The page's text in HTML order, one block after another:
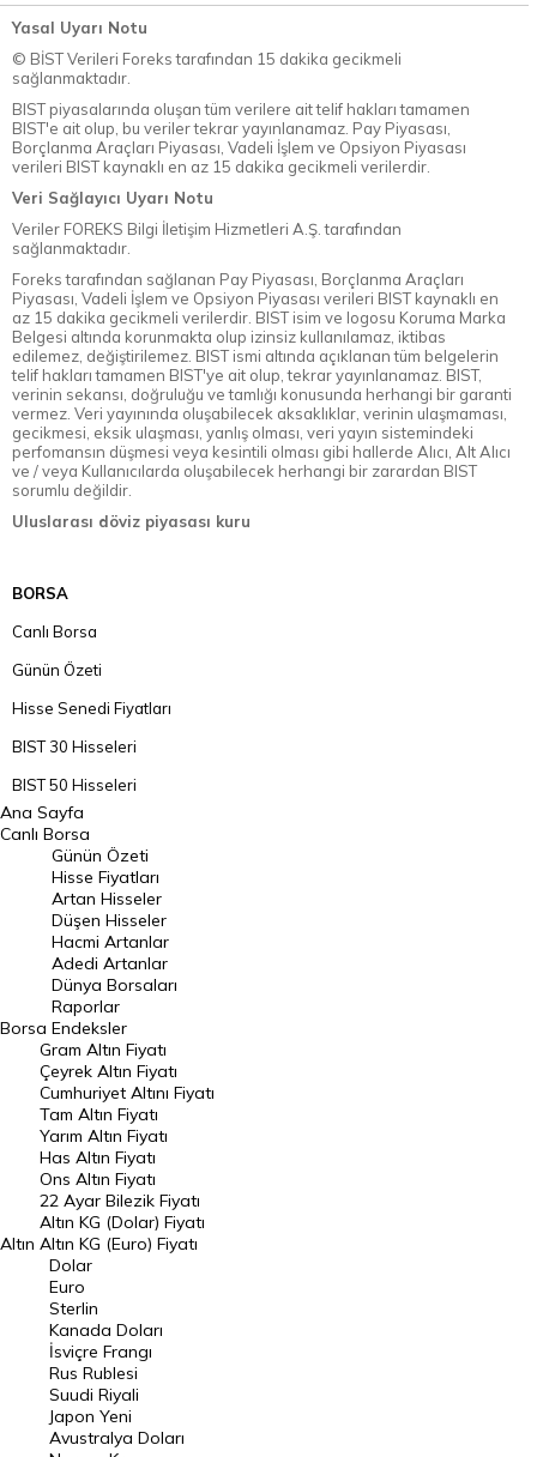
Yasal Uyarı Notu
© BİST Verileri Foreks tarafından 15 dakika gecikmeli
sağlanmaktadır.
BIST piyasalarında oluşan tüm verilere ait telif hakları tamamen
BIST'e ait olup, bu veriler tekrar yayınlanamaz. Pay Piyasası,
Borçlanma Araçları Piyasası, Vadeli İşlem ve Opsiyon Piyasası
verileri BIST kaynaklı en az 15 dakika gecikmeli verilerdir.
Veri Sağlayıcı Uyarı Notu
Veriler FOREKS Bilgi İletişim Hizmetleri A.Ş. tarafından
sağlanmaktadır.
Foreks tarafından sağlanan Pay Piyasası, Borçlanma Araçları
Piyasası, Vadeli İşlem ve Opsiyon Piyasası verileri BIST kaynaklı en
az 15 dakika gecikmeli verilerdir. BIST isim ve logosu Koruma Marka
Belgesi altında korunmakta olup izinsiz kullanılamaz, iktibas
edilemez, değiştirilemez. BIST ismi altında açıklanan tüm belgelerin
telif hakları tamamen BIST'ye ait olup, tekrar yayınlanamaz. BIST,
verinin sekansı, doğruluğu ve tamlığı konusunda herhangi bir garanti
vermez. Veri yayınında oluşabilecek aksaklıklar, verinin ulaşmaması,
gecikmesi, eksik ulaşması, yanlış olması, veri yayın sistemindeki
perfomansın düşmesi veya kesintili olması gibi hallerde Alıcı, Alt Alıcı
ve / veya Kullanıcılarda oluşabilecek herhangi bir zarardan BIST
sorumlu değildir.
Uluslarası döviz piyasası kuru
BORSA
Canlı Borsa
Günün Özeti
Hisse Senedi Fiyatları
BIST 30 Hisseleri
BIST 50 Hisseleri
BIST 100 Hisseleri
En Çok Artan Hisseler
En Çok Düşen Hisseler
Hacmi Artanlar
Geçmiş Kapanışlar
Dünya Borsaları
Raporlar
Endeksler
DÖVİZ
Döviz Kuru
Dolar Kuru
Euro Kuru
Pound Kuru
Frank Kuru
Riyal Kuru
Avustralya Doları
Danimarka Kronu Kuru
Ana Sayfa
Canlı Borsa
Borsa
Günün Özeti
Hisse Fiyatları
Artan Hisseler
Düşen Hisseler
Hacmi Artanlar
Adedi Artanlar
Dünya Borsaları
Raporlar
Endeksler
Altın
Gram Altın Fiyatı
Çeyrek Altın Fiyatı
Cumhuriyet Altını Fiyatı
Tam Altın Fiyatı
Yarım Altın Fiyatı
Has Altın Fiyatı
Ons Altın Fiyatı
22 Ayar Bilezik Fiyatı
Altın KG (Dolar) Fiyatı
Altın KG (Euro) Fiyatı
Dolar
Euro
Sterlin
Kanada Doları
İsviçre Frangı
Rus Rublesi
Suudi Riyali
Japon Yeni
Avustralya Doları